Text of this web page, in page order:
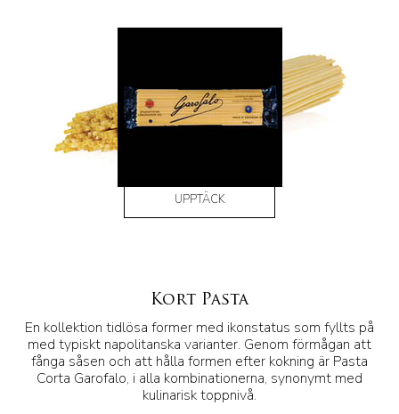
UPPTÄCK
Kort Pasta
En kollektion tidlösa former med ikonstatus som fyllts på
med typiskt napolitanska varianter. Genom förmågan att
fånga såsen och att hålla formen efter kokning är Pasta
Corta Garofalo, i alla kombinationerna, synonymt med
kulinarisk toppnivå.